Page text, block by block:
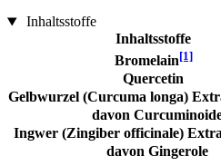
Inhaltsstoffe
Inhaltsstoffe
Bromelain[1]
Quercetin
Gelbwurzel (Curcuma longa)
davon
Ingwer (Zingiber officinale)
davon Gingerole